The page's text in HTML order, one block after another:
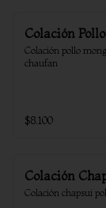
Colación
Colación pollo
chaufan
$8.100
Colación
Colación chapsui